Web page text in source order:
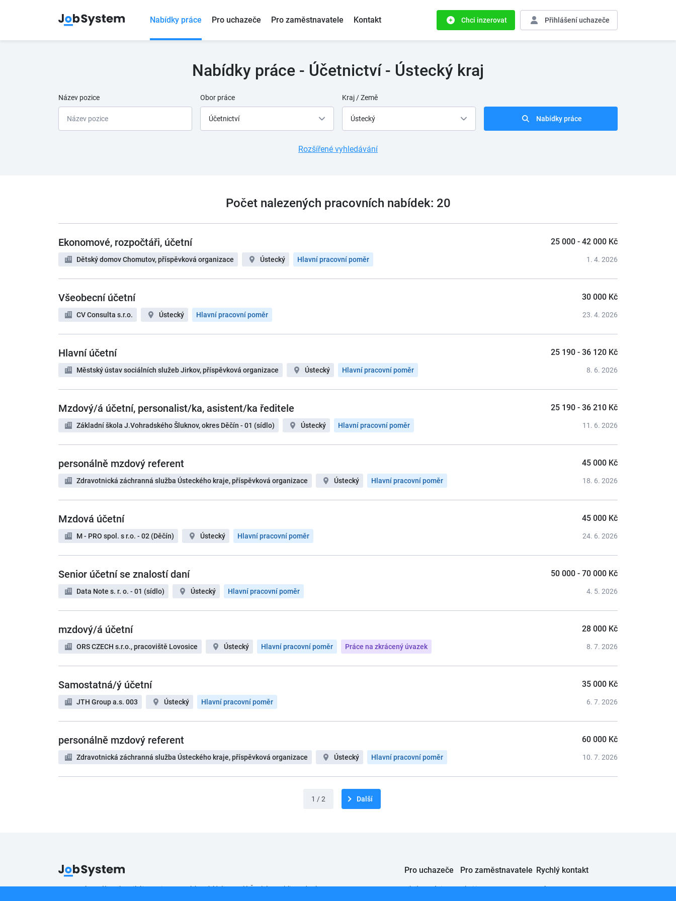
Nabídky práce Pro uchazeče Pro zaměstnavatele Kontakt Chci inzerovat Přihlášeníuchazeče
Nabídky práce - Účetnictví - Ústecký kraj
Název pozice Obor práce
Účetnictví
Kraj / Země
Ústecký Nabídky práce
Rozšířené vyhledávání
Počet nalezených pracovních nabídek: 20
Ekonomové, rozpočtáři, účetní
Dětský domov Chomutov, příspěvková organizace Ústecký Hlavní pracovní poměr
25 000 - 42 000 Kč
1. 4. 2026
Všeobecní účetní
CV Consulta s.r.o. Ústecký Hlavní pracovní poměr
30 000 Kč
23. 4. 2026
Hlavní účetní
Městský ústav sociálních služeb Jirkov, příspěvková organizace Ústecký Hlavní pracovní poměr
25 190 - 36 120 Kč
8. 6. 2026
Mzdový/á účetní, personalist/ka, asistent/ka ředitele
Základní škola J.Vohradského Šluknov, okres Děčín - 01 (sídlo) Ústecký Hlavní pracovní poměr
25 190 - 36 210 Kč
11. 6. 2026
personálně mzdový referent
Zdravotnická záchranná služba Ústeckého kraje, příspěvková organizace Ústecký Hlavní pracovní poměr
45 000 Kč
18. 6. 2026
Mzdová účetní
M - PRO spol. s r.o. - 02 (Děčín) Ústecký Hlavní pracovní poměr
45 000 Kč
24. 6. 2026
Senior účetní se znalostí daní
Data Note s. r. o. - 01 (sídlo) Ústecký Hlavní pracovní poměr
50 000 - 70 000 Kč
4. 5. 2026
mzdový/á účetní
ORS CZECH s.r.o., pracoviště Lovosice Ústecký Hlavní pracovní poměr Práce na zkrácený úvazek
28 000 Kč
8. 7. 2026
Samostatná/ý účetní
JTH Group a.s. 003 Ústecký Hlavní pracovní poměr
35 000 Kč
6. 7. 2026
personálně mzdový referent
Zdravotnická záchranná služba Ústeckého kraje, příspěvková organizace Ústecký Hlavní pracovní poměr
60 000 Kč
10. 7. 2026
1 / 2 Další
Pracovní portál poskytující inzerci pracovních nabídek po celé České republice od roku 2008.
Pro uchazeče
Hledat práci
Pro zaměstnavatele
Chci inzerovat
Rychlý kontakt
JobSystem s.r.o.